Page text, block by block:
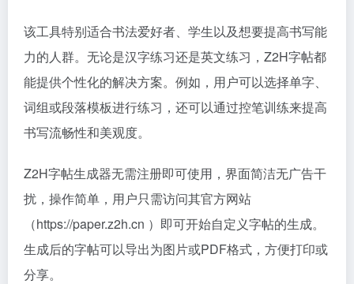
该工具特别适合书法爱好者、学生以及想要提高书写能
力的人群。无论是汉字练习还是英文练习，Z2H字帖都
能提供个性化的解决方案。例如，用户可以选择单字、
词组或段落模板进行练习，还可以通过控笔训练来提高
书写流畅性和美观度。
Z2H字帖生成器无需注册即可使用，界面简洁无广告干
扰，操作简单，用户只需访问其官方网站
（https://paper.z2h.cn ）即可开始自定义字帖的生成。
生成后的字帖可以导出为图片或PDF格式，方便打印或
分享。